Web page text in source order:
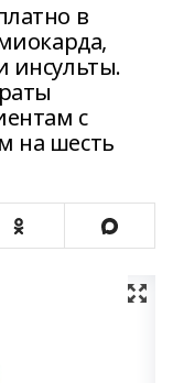
в
инсульты.
с
на шесть